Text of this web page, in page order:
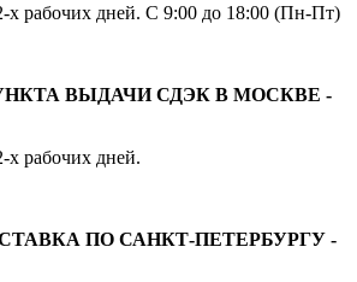
х рабочих дней. С 9:00 до 18:00 (Пн-Пт)
ВЫДАЧИ СДЭК В МОСКВЕ -
х рабочих дней.
ПО САНКТ-ПЕТЕРБУРГУ -